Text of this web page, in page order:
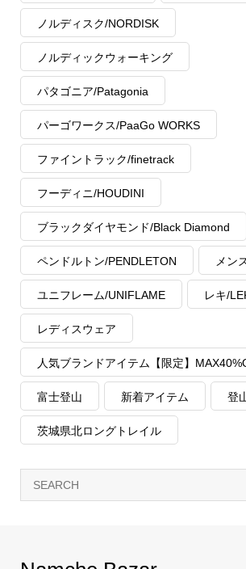
ノルディスク/NORDISK
ノルディックウォーキング
パタゴニア/Patagonia
パーゴワークス/PaaGo WORKS
ファイントラック/finetrack
フーディニ/HOUDINI
ブラックダイヤモンド/Black Diamond
ペンドルトン/PENDLETON メン
ユニフレーム/UNIFLAME レキ/
レディスウェア
人気ブランドアイテム【限定】
富士登山 新着アイテム 登
茨城県北ロングトレイル